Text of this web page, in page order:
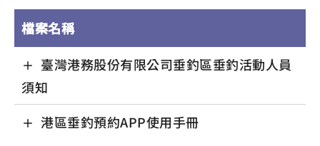
檔案名稱
臺灣港務股份有限公司垂釣區垂釣活動人員
須知
港區垂釣預約APP使用手冊